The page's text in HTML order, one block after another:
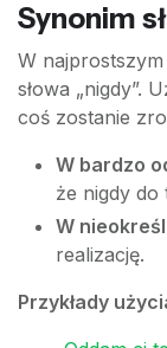
Synonim
W
słowa „nigdy”.
coś zostanie
W bardzo
że nigdy do
W
realizację.
Przykłady